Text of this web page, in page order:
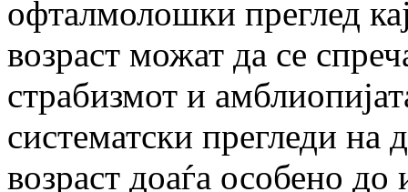
офталмолошки преглед
возраст можат да се
страбизмот и
систематски прегледи на
возраст доаѓа особено до